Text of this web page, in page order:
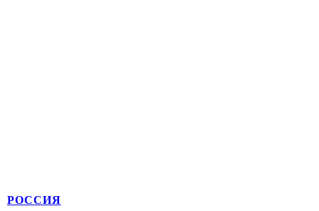
РОССИЯ